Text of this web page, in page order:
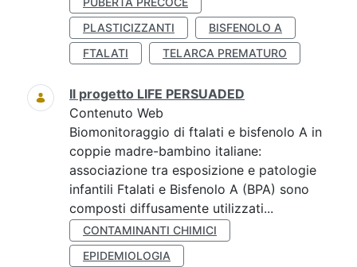
PLASTICIZZANTI
BISFENOLO A
FTALATI
TELARCA PREMATURO
Il progetto LIFE PERSUADED
Contenuto Web
Biomonitoraggio di ftalati e bisfenolo A in
coppie madre-bambino italiane:
associazione tra esposizione e patologie
infantili Ftalati e Bisfenolo A (BPA) sono
composti diffusamente utilizzati...
CONTAMINANTI CHIMICI
EPIDEMIOLOGIA